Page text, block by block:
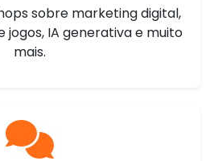
sobre marketing digital,
jogos, IA generativa e muito
mais.